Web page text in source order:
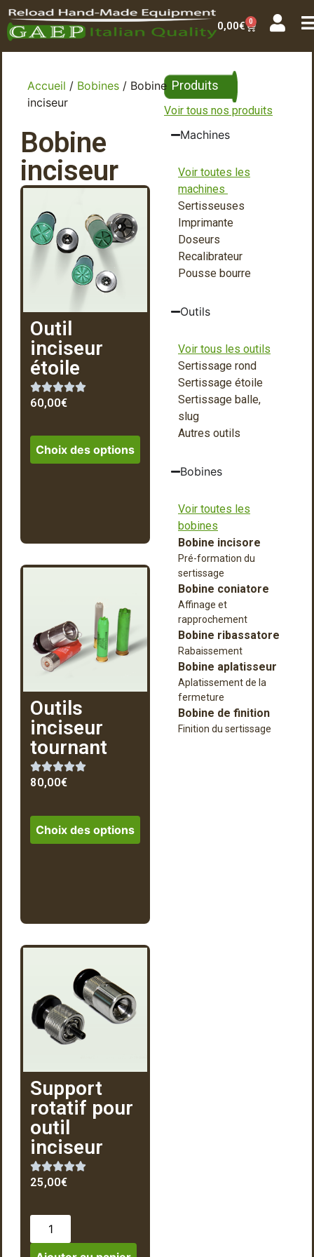
0,00€ 0
Produits
Voir tous nos produits
Machines
Voir toutes les
machines
Sertisseuses
Imprimante
Doseurs
Recalibrateur
Pousse bourre
Outils
Voir tous les outils
Sertissage rond
Sertissage étoile
Sertissage balle,
slug
Autres outils
Bobines
Voir toutes les
bobines
Bobine incisore
Pré-formation du
sertissage
Bobine coniatore
Affinage et
rapprochement
Bobine ribassatore
Rabaissement
Bobine aplatisseur
Aplatissement de la
fermeture
Bobine de finition
Finition du sertissage
Accueil / Bobines / Bobine
inciseur
Bobine
inciseur
Outil
inciseur
étoile
60,00€
Choix des options
Outils
inciseur
tournant
80,00€
Choix des options
Support
rotatif pour
outil
inciseur
25,00€